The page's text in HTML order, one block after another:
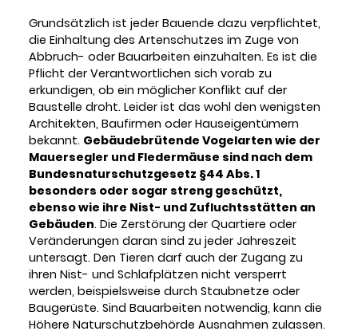
Grundsätzlich ist jeder Bauende dazu verpflichtet,
die Einhaltung des Artenschutzes im Zuge von
Abbruch- oder Bauarbeiten einzuhalten. Es ist die
Pflicht der Verantwortlichen sich vorab zu
erkundigen, ob ein möglicher Konflikt auf der
Baustelle droht. Leider ist das wohl den wenigsten
Architekten, Baufirmen oder Hauseigentümern
bekannt. Gebäudebrütende Vogelarten wie der
Mauersegler und Fledermäuse sind nach dem
Bundesnaturschutzgesetz §44 Abs. 1
besonders oder sogar streng geschützt,
ebenso wie ihre Nist- und Zufluchtsstätten an
Gebäuden. Die Zerstörung der Quartiere oder
Veränderungen daran sind zu jeder Jahreszeit
untersagt. Den Tieren darf auch der Zugang zu
ihren Nist- und Schlafplätzen nicht versperrt
werden, beispielsweise durch Staubnetze oder
Baugerüste. Sind Bauarbeiten notwendig, kann die
Höhere Naturschutzbehörde Ausnahmen zulassen.